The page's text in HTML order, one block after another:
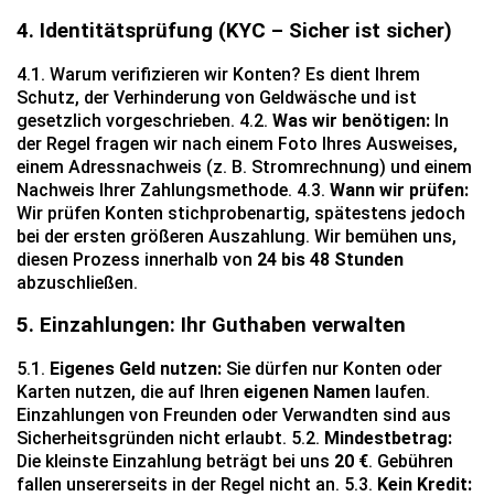
4. Identitätsprüfung (KYC – Sicher ist sicher)
4.1. Warum verifizieren wir Konten? Es dient Ihrem
Schutz, der Verhinderung von Geldwäsche und ist
gesetzlich vorgeschrieben. 4.2. Was wir benötigen: In
der Regel fragen wir nach einem Foto Ihres Ausweises,
einem Adressnachweis (z. B. Stromrechnung) und einem
Nachweis Ihrer Zahlungsmethode. 4.3. Wann wir prüfen:
Wir prüfen Konten stichprobenartig, spätestens jedoch
bei der ersten größeren Auszahlung. Wir bemühen uns,
diesen Prozess innerhalb von 24 bis 48 Stunden
abzuschließen.
5. Einzahlungen: Ihr Guthaben verwalten
5.1. Eigenes Geld nutzen: Sie dürfen nur Konten oder
Karten nutzen, die auf Ihren eigenen Namen laufen.
Einzahlungen von Freunden oder Verwandten sind aus
Sicherheitsgründen nicht erlaubt. 5.2. Mindestbetrag:
Die kleinste Einzahlung beträgt bei uns 20 €. Gebühren
fallen unsererseits in der Regel nicht an. 5.3. Kein Kredit: